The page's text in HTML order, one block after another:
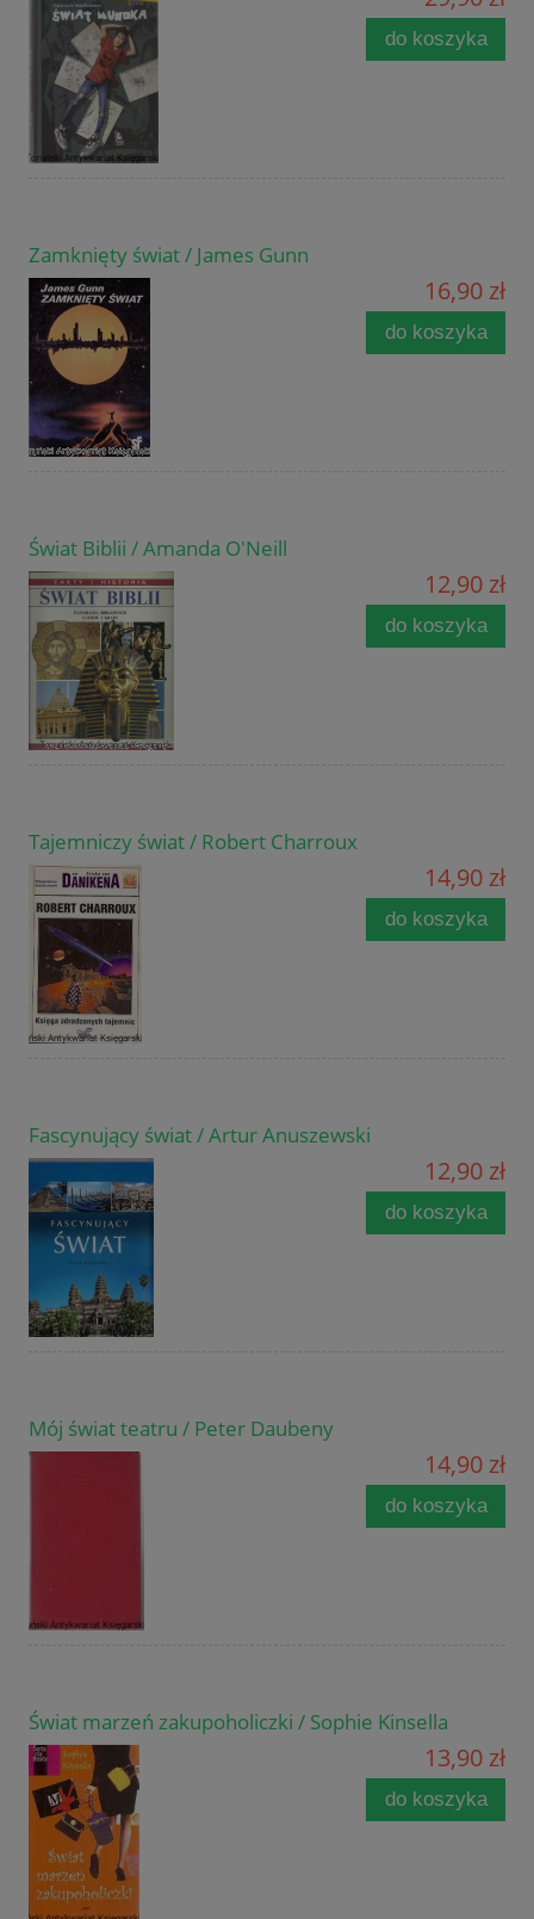
do koszyka
Zamknięty świat / James Gunn
16,90 zł
do koszyka
Świat Biblii / Amanda O'Neill
12,90 zł
do koszyka
Tajemniczy świat / Robert Charroux
14,90 zł
do koszyka
Fascynujący świat / Artur Anuszewski
12,90 zł
do koszyka
Mój świat teatru / Peter Daubeny
14,90 zł
do koszyka
Świat marzeń zakupoholiczki / Sophie Kinsella
13,90 zł
do koszyka